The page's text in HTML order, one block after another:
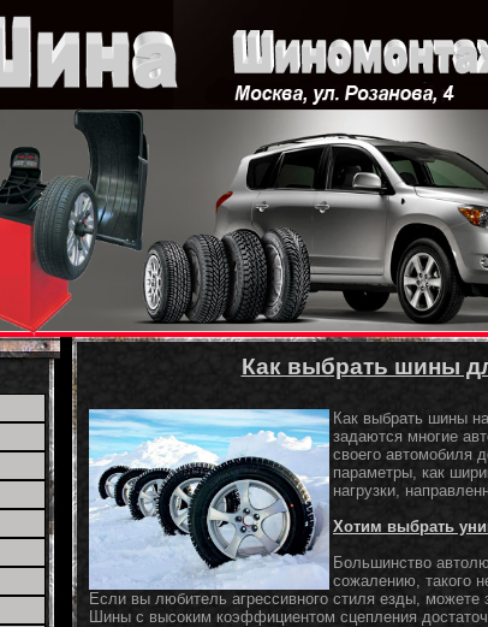
Как выбрать шины
Как выбрать шины
задаются многие
своего автомобиля
параметры, как
нагрузки,
Хотим выбрать
Большинство
сожалению, такого
Если вы любитель агрессивного стиля езды,
Шины с высоким коэффициентом сцепления